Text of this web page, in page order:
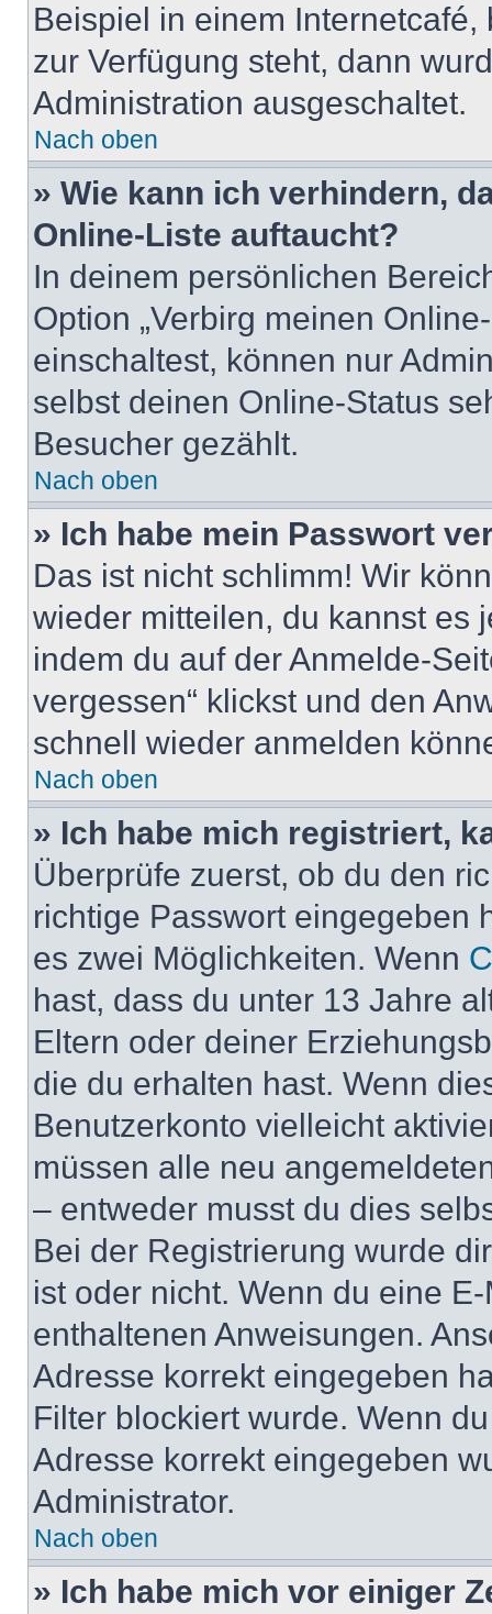
Beispiel in einem
zur Verfügung steht, dann
Administration ausgeschaltet.
Nach oben
» Wie kann ich verhindern,
Online-Liste auftaucht?
In deinem persönlichen
Option „Verbirg meinen
einschaltest, können nur
selbst deinen Online-Status
Besucher gezählt.
Nach oben
» Ich habe mein Passwort
Das ist nicht schlimm! Wir
wieder mitteilen, du kannst es
indem du auf der Anmelde-
vergessen“ klickst und den
schnell wieder anmelden
Nach oben
» Ich habe mich registriert,
Überprüfe zuerst, ob du den
richtige Passwort eingegeben
es zwei Möglichkeiten. Wenn
hast, dass du unter 13 Jahre
Eltern oder deiner
die du erhalten hast. Wenn
Benutzerkonto vielleicht
müssen alle neu
– entweder musst du dies
Bei der Registrierung wurde
ist oder nicht. Wenn du eine
enthaltenen Anweisungen.
Adresse korrekt eingegeben
Filter blockiert wurde. Wenn
Adresse korrekt eingegeben
Administrator.
Nach oben
» Ich habe mich vor einiger